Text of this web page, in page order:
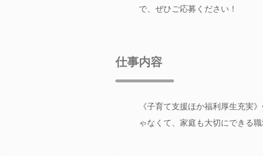
で、ぜひご応募ください！
仕事内容
《子育て支援ほか福利厚生充実
ゃなくて、家庭も大切にできる